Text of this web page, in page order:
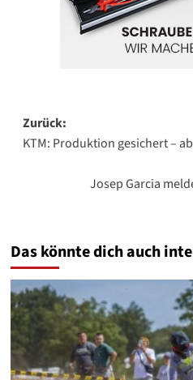
Zurück:
KTM: Produktion gesichert –
Josep Garcia
Das könnte dich auch